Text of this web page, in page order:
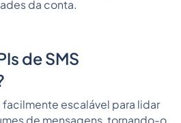
da conta.
de SMS
escalável para lidar